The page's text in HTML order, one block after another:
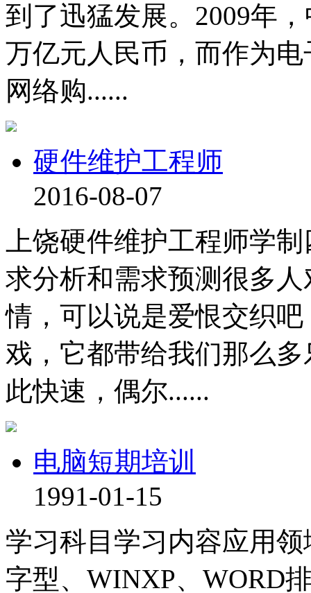
到了迅猛发展。2009年
万亿元人民币，而作为
网络购......
硬件维护工程师
2016-08-07
上饶硬件维护工程师学
求分析和需求预测很多
情，可以说是爱恨交织
戏，它都带给我们那么
此快速，偶尔......
电脑短期培训
1991-01-15
学习科目学习内容应用
字型、WINXP、WORD